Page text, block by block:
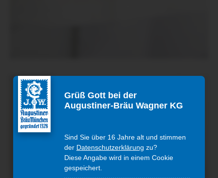
Grüß Gott bei der
Augustiner-Bräu Wagner KG
Sind Sie über 16 Jahre alt und stimmen
der Datenschutzerklärung zu?
Diese Angabe wird in einem Cookie
gespeichert.